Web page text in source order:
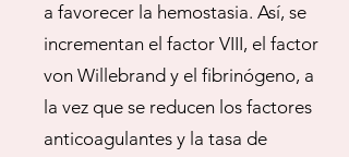
a favorecer la hemostasia. Así, se
incrementan el factor VIII, el factor
von Willebrand y el fibrinógeno, a
la vez que se reducen los factores
anticoagulantes y la tasa de